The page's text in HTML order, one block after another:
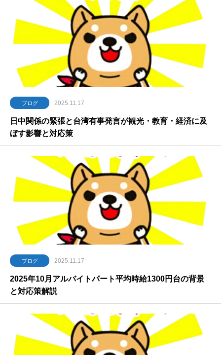
ブログ 2025.11.17
日中関係の緊張と台湾有事発言が観光・教育・経済に及
ぼす影響と対応策
ブログ 2025.11.17
2025年10月アルバイトパート平均時給1300円台の背景
と対応策解説